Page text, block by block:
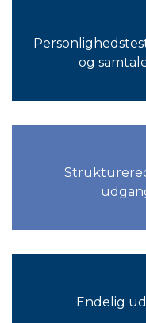
og
Endelig